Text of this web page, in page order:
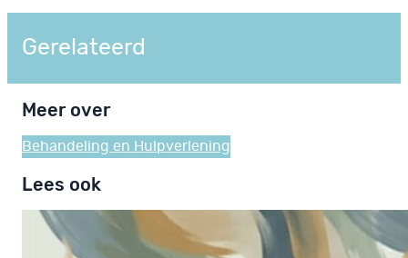
Gerelateerd
Meer over
Behandeling en Hulpverlening
Lees ook